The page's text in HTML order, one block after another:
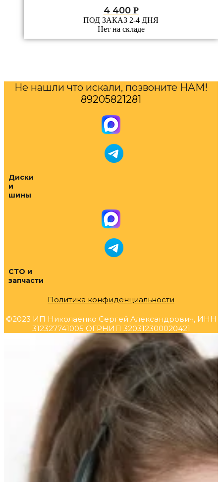
4 400 Р
ПОД ЗАКАЗ 2-4 ДНЯ
Нет на складе
Не нашли что искали, позвоните НАМ!
89205821281
Диски
и
шины
СТО и
запчасти
Политика конфиденциальности
©2023 ИП Николаенко Сергей Александрович, ИНН
312327741005 ОГРНИП 320312300020421